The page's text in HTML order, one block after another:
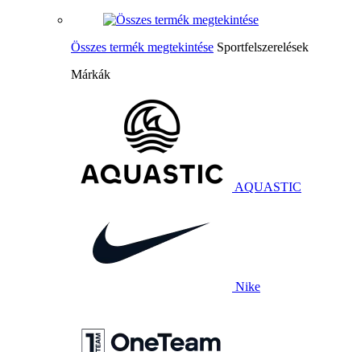
Összes termék megtekintése Sportfelszerelések
Márkák
AQUASTIC
Nike